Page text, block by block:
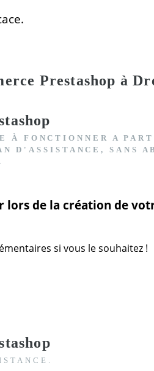
Prestashop à
À FONCTIONNER
A
D'ASSISTANCE, SANS
lors de la création de
si vous le souhaitez !